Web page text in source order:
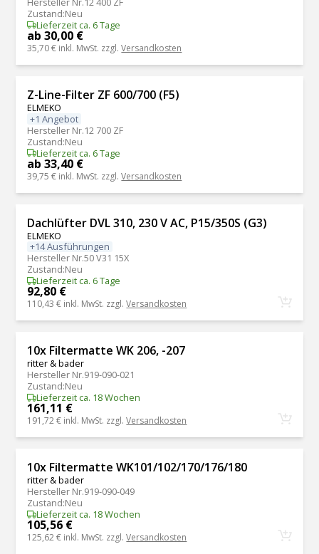
Zustand:Neu
Lieferzeit ca. 6 Tage
ab 30,00 €
35,70 € inkl. MwSt. zzgl.Versandkosten
Z-Line-Filter ZF 600/700 (F5)
ELMEKO
+1 Angebot
Hersteller Nr.12 700 ZF
Zustand:Neu
Lieferzeit ca. 6 Tage
ab 33,40 €
39,75 € inkl. MwSt. zzgl.Versandkosten
Dachlüfter DVL 310, 230 V AC, P15/350S (G3)
ELMEKO
+14 Ausführungen
Hersteller Nr.50 V31 15X
Zustand:Neu
Lieferzeit ca. 6 Tage
92,80 €
110,43 € inkl. MwSt. zzgl.Versandkosten
10x Filtermatte WK 206, -207
ritter & bader
Hersteller Nr.919-090-021
Zustand:Neu
Lieferzeit ca. 18 Wochen
161,11 €
191,72 € inkl. MwSt. zzgl.Versandkosten
10x Filtermatte WK101/102/170/176/180
ritter & bader
Hersteller Nr.919-090-049
Zustand:Neu
Lieferzeit ca. 18 Wochen
105,56 €
125,62 € inkl. MwSt. zzgl.Versandkosten